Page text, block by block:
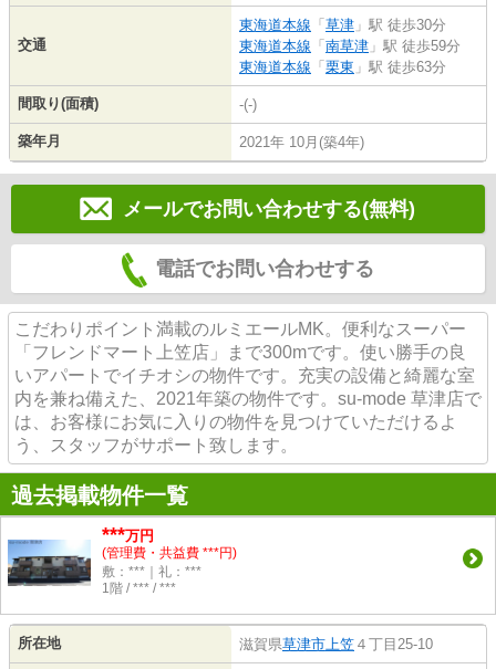
交通
東海道本線 「 草津 」駅 徒歩30分
東海道本線 「 南草津 」駅 徒歩59分
東海道本線 「 栗東 」駅 徒歩63分
間取り(面積) -(-)
築年月 2021年 10月(築4年)
メールでお問い合わせする(無料)
電話でお問い合わせする
こだわりポイント満載のルミエールMK。便利なスーパー
「フレンドマート上笠店」まで300mです。使い勝手の良
いアパートでイチオシの物件です。充実の設備と綺麗な室
内を兼ね備えた、2021年築の物件です。su-mode 草津店で
は、お客様にお気に入りの物件を見つけていただけるよ
う、スタッフがサポート致します。
過去掲載物件一覧
***万円
(管理費・共益費 ***円)
敷：***｜礼：***
1階 / *** / ***
所在地 滋賀県草津市上笠 ４丁目25-10